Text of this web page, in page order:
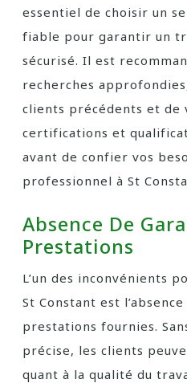
essentiel de choisir un
fiable pour garantir un
sécurisé. Il est
recherches
clients précédents et de
certifications et
avant de confier vos
professionnel à St
Absence De
Prestations
L’un des inconvénients
St Constant est
prestations fournies.
précise, les clients
quant à la qualité du